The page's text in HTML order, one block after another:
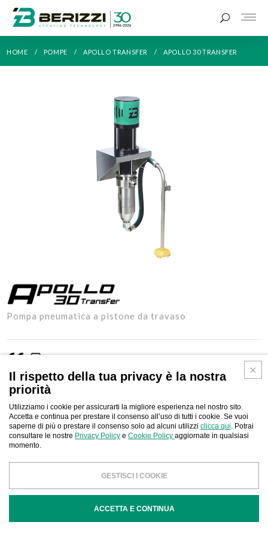
HOME POMPE APOLLO TRANSFER APOLLO 30 TRANSFER
APOLLO
TRANSFER
Pompa pneumatica a pistone da travaso
Pompa pneumatica a pistone da travaso utilizzabile per il
trasferimento rapido di fluidi nel settore: navale, industriale e
raffinerie con vernici, fluidi di scarico, olio da motore, olio per
ingranaggi, fluido idraulico, grassi e olio generico. Disponibile in due
Download
Il rispetto della tua privacy è la nostra
priorità
Utilizziamo i cookie per assicurarti la migliore esperienza nel nostro sito.
Accetta e continua per prestare il consenso all’uso di tutti i cookie. Se vuoi
saperne di più o prestare il consenso solo ad alcuni utilizzi clicca qui. Potrai
consultare le nostre Privacy Policy e Cookie Policy aggiornate in qualsiasi
momento.
GESTISCI I COOKIE
ACCETTA E CONTINUA